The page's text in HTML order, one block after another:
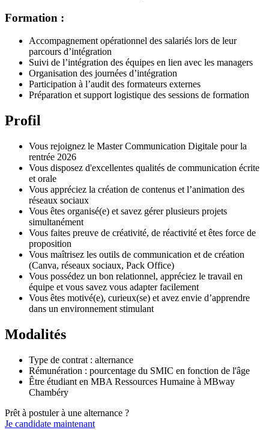
Formation :
Accompagnement opérationnel des salariés lors de leur
parcours d’intégration
Suivi de l’intégration des équipes en lien avec les managers
Organisation des journées d’intégration
Participation à l’audit des formateurs externes
Préparation et support logistique des sessions de formation
Profil
Vous rejoignez le Master Communication Digitale pour la
rentrée 2026
Vous disposez d'excellentes qualités de communication écrite
et orale
Vous appréciez la création de contenus et l’animation des
réseaux sociaux
Vous êtes organisé(e) et savez gérer plusieurs projets
simultanément
Vous faites preuve de créativité, de réactivité et êtes force de
proposition
Vous maîtrisez les outils de communication et de création
(Canva, réseaux sociaux, Pack Office)
Vous possédez un bon relationnel, appréciez le travail en
équipe et vous savez vous adapter facilement
Vous êtes motivé(e), curieux(se) et avez envie d’apprendre
dans un environnement stimulant
Modalités
Type de contrat : alternance
Rémunération : pourcentage du SMIC en fonction de l'âge
Être étudiant en MBA Ressources Humaine à MBway
Chambéry
Prêt à postuler à une alternance ?
Je candidate maintenant